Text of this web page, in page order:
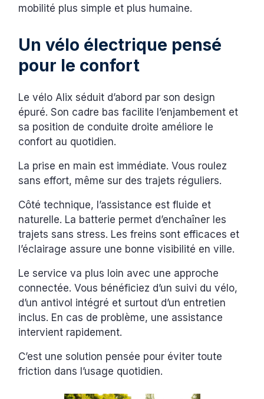
mobilité plus simple et plus humaine.
Un vélo électrique pensé
pour le confort
Le vélo Alix séduit d’abord par son design
épuré. Son cadre bas facilite l’enjambement et
sa position de conduite droite améliore le
confort au quotidien.
La prise en main est immédiate. Vous roulez
sans effort, même sur des trajets réguliers.
Côté technique, l’assistance est fluide et
naturelle. La batterie permet d’enchaîner les
trajets sans stress. Les freins sont efficaces et
l’éclairage assure une bonne visibilité en ville.
Le service va plus loin avec une approche
connectée. Vous bénéficiez d’un suivi du vélo,
d’un antivol intégré et surtout d’un entretien
inclus. En cas de problème, une assistance
intervient rapidement.
C’est une solution pensée pour éviter toute
friction dans l’usage quotidien.